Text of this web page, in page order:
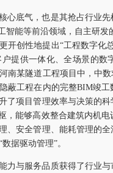
心底气，也是其抢占行业
智能等前沿领域，自主研发
开创性地提出“工程数字化
提供一体化、全场景的数
南某隧道工程项目中，中
蔽工程在内的完整BIM竣
了项目管理效率与决策的
，能够高效整合建筑内机
、安全管理、能耗管理的
据驱动管理”。
力与服务品质获得了行业